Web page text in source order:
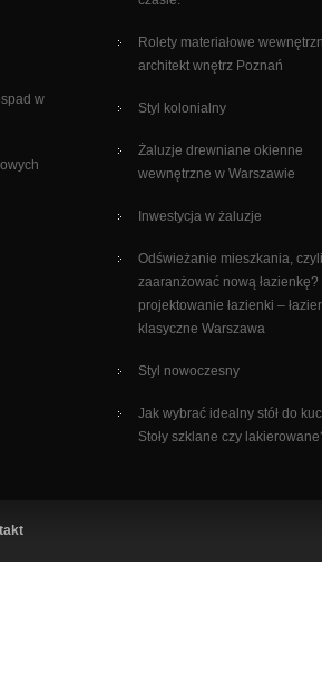
w
Rolety materiałowe
architekt wnętrz Poznań
Styl kolonialny
Żaluzje drewniane okienne
wewnętrzne w Warszawie
Inwestycja w żaluzje
Odświeżanie mieszkania,
zaaranżować nową łazienkę?
projektowanie łazienki –
klasyczne Warszawa
Styl nowoczesny
Jak wybrać idealny stół do
Stoły szklane czy